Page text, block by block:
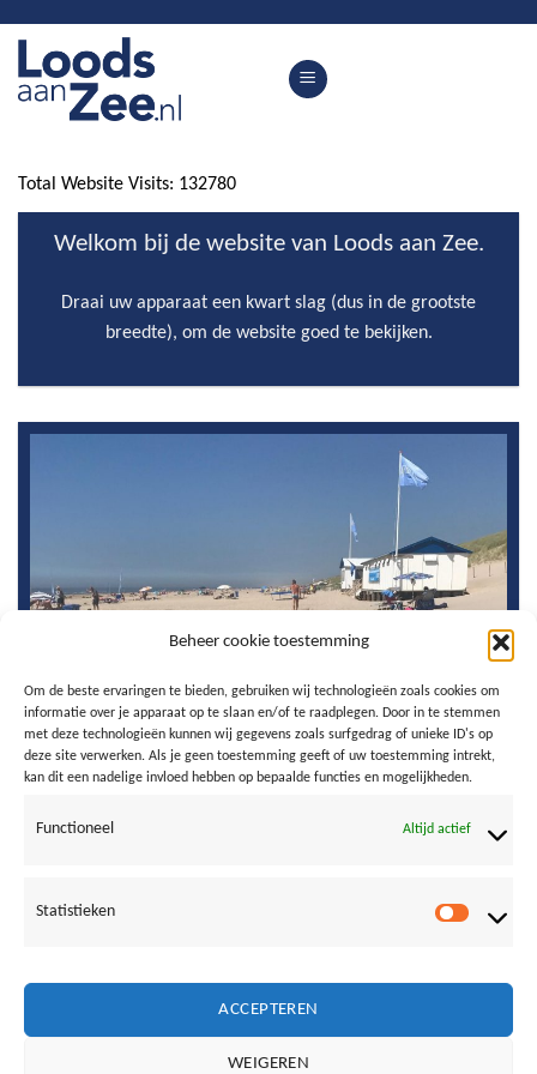
Beheer cookie toestemming
Om de beste ervaringen te bieden, gebruiken wij technologieën zoals cookies om
informatie over je apparaat op te slaan en/of te raadplegen. Door in te stemmen
met deze technologieën kunnen wij gegevens zoals surfgedrag of unieke ID's op
deze site verwerken. Als je geen toestemming geeft of uw toestemming intrekt,
kan dit een nadelige invloed hebben op bepaalde functies en mogelijkheden.
Functioneel Altijd actief
Statistieken
ACCEPTEREN
WEIGEREN
content
Total Website Visits: 132780
Welkom bij de website van Loods aan Zee.
Draai uw apparaat een kwart slag (dus in de grootste
breedte), om de website goed te bekijken.